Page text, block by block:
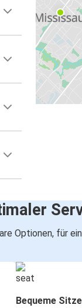
Optionen, für
Bequeme Sitze